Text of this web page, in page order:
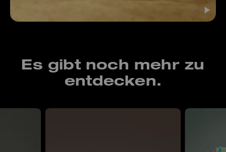
Es gibt noch mehr zu
entdecken.